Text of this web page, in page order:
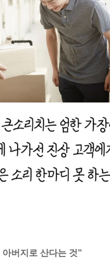
버지로 산다는 것”